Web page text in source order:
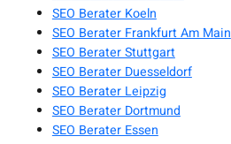
SEO Berater Koeln
SEO Berater Frankfurt Am Main
SEO Berater Stuttgart
SEO Berater Duesseldorf
SEO Berater Leipzig
SEO Berater Dortmund
SEO Berater Essen